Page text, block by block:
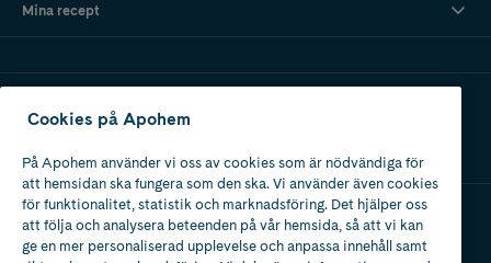
Mina recept
Apotek med tillstånd
av Läkemedelsverket
Cookies på Apohem
På Apohem använder vi oss av cookies som är nödvändiga för
att hemsidan ska fungera som den ska. Vi använder även cookies
för funktionalitet, statistik och marknadsföring. Det hjälper oss
att följa och analysera beteenden på vår hemsida, så att vi kan
ge en mer personaliserad upplevelse och anpassa innehåll samt